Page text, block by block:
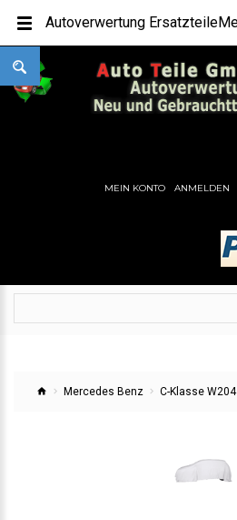
MEIN KONTO ANMELDEN
Mercedes Benz C-Klasse W204